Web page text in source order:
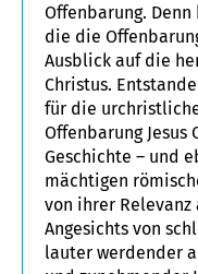
Offenbarung.
die die
Ausblick auf die
Christus.
für die
Offenbarung Jesus
Geschichte – und
mächtigen
von ihrer
Angesichts von
lauter werdender